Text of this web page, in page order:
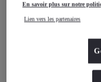
Performances
Accélération 0-100km/h
En savoir plus sur notre
Lien vers les partenaires